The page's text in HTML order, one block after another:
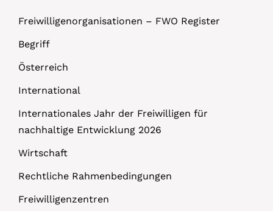
Freiwilligenorganisationen – FWO Register
Begriff
Österreich
International
Internationales Jahr der Freiwilligen für
nachhaltige Entwicklung 2026
Wirtschaft
Rechtliche Rahmenbedingungen
Freiwilligenzentren